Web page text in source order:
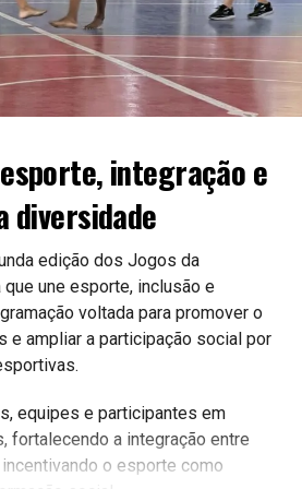
novas ferramentas contribuam para
e eficiente, aproximando ainda
público.
tecnologia e serviços públicos.
#Inovação #ServiçosPúblicos
integração e
diversidade
edição dos Jogos da
une esporte, inclusão e
voltada para promover o
e ampliar a participação social por
equipes e participantes em
fortalecendo a integração entre
o esporte como